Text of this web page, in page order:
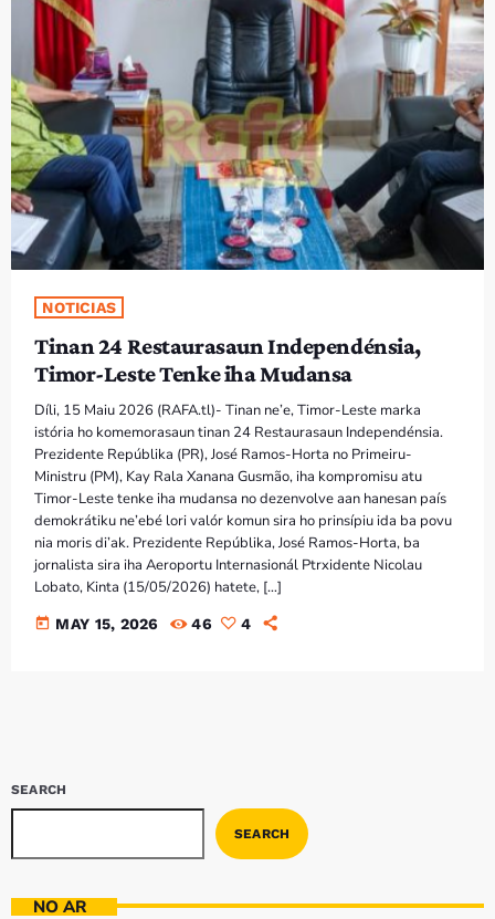
NOTICIAS
Tinan 24 Restaurasaun Independénsia,
Timor-Leste Tenke iha Mudansa
Díli, 15 Maiu 2026 (RAFA.tl)- Tinan ne’e, Timor-Leste marka
istória ho komemorasaun tinan 24 Restaurasaun Independénsia.
Prezidente Repúblika (PR), José Ramos-Horta no Primeiru-
Ministru (PM), Kay Rala Xanana Gusmão, iha kompromisu atu
Timor-Leste tenke iha mudansa no dezenvolve aan hanesan país
demokrátiku ne’ebé lori valór komun sira ho prinsípiu ida ba povu
nia moris di’ak. Prezidente Repúblika, José Ramos-Horta, ba
jornalista sira iha Aeroportu Internasionál Ptrxidente Nicolau
Lobato, Kinta (15/05/2026) hatete, […]
today MAY 15, 2026 46 4
SEARCH
SEARCH
NO AR